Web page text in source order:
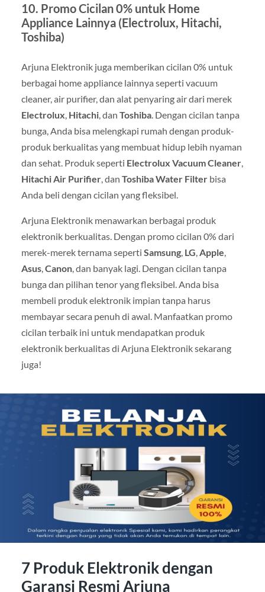
10. Promo Cicilan 0% untuk Home
Appliance Lainnya (Electrolux, Hitachi,
Toshiba)
Arjuna Elektronik juga memberikan cicilan 0% untuk
berbagai home appliance lainnya seperti vacuum
cleaner, air purifier, dan alat penyaring air dari merek
Electrolux Hitachi, dan Toshiba. Dengan cicilan tanpa
bunga, Anda bisa melengkapi rumah dengan produk-
produk berkualitas yang membuat hidup lebih nyaman
dan sehat. Produk seperti Electrolux Vacuum Cleaner,
Hitachi Air Purifier, dan Toshiba Water Filterbisa
Anda beli dengan cicilan yang fleksibel.
Arjuna Elektronik menawarkan berbagai produk
elektronik berkualitas. Dengan promo cicilan 0% dari
merek-merek ternama seperti Samsung, LG,Apple,
Asus,Canon, dan banyak lagi. Dengan cicilan tanpa
bunga dan pilihan tenor yang fleksibel. Anda bisa
membeli produk elektronik impian tanpa harus
membayar secara penuh di awal. Manfaatkan promo
cicilan terbaik ini untuk mendapatkan produk
elektronik berkualitas di Arjuna Elektronik sekarang
juga!
7 Produk Elektronik dengan
Garansi Resmi Arjuna